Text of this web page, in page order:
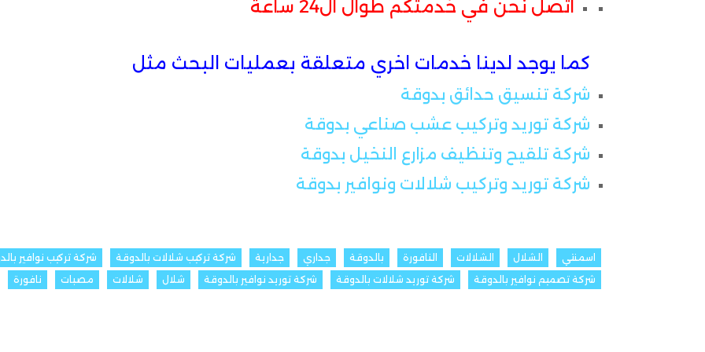
اتصل نحن في خدمتكم طوال ال24 ساعة
كما يوجد لدينا خدمات اخري متعلقة بعمليات البحث مثل
شركة تنسيق حدائق بدوقة
شركة توريد وتركيب عشب صناعي بدوقة
شركة تلقيح وتنظيف مزارع النخيل بدوقة
شركة توريد وتركيب شلالات ونوافير بدوقة
اسمنتي الشلال الشلالات النافورة بالدوقة جداري جدارية شركة تركيب شلالات بالدوقة شركة تركيب نوافير
شركة تصميم نوافير بالدوقة
شركة توريد شلالات بالدوقة شركة توريد نوافير بالدوقة شلال شلالات مصبات نافورة